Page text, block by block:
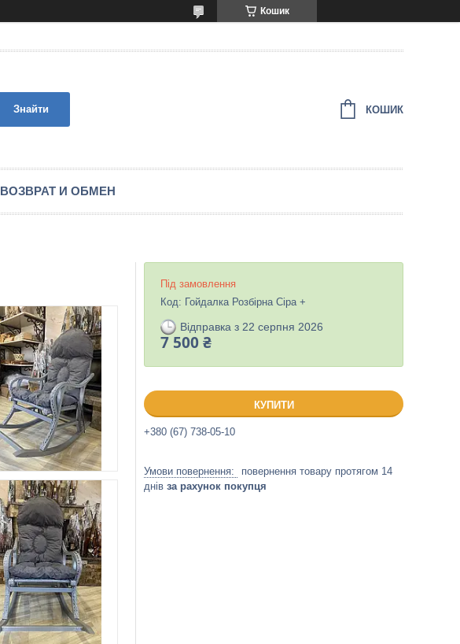
Кошик
Знайти КОШИК
ВОЗВРАТ И ОБМЕН
Під замовлення
Код: Гойдалка Розбірна Сіра +
Відправка з 22 серпня 2026
7 500 ₴
КУПИТИ
+380 (67) 738-05-10
повернення товару протягом 14
днів за рахунок покупця